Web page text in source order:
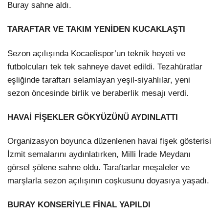
Buray sahne aldı.
TARAFTAR VE TAKIM YENİDEN KUCAKLAŞTI
Sezon açılışında Kocaelispor’un teknik heyeti ve
futbolcuları tek tek sahneye davet edildi. Tezahüratlar
eşliğinde taraftarı selamlayan yeşil-siyahlılar, yeni
sezon öncesinde birlik ve beraberlik mesajı verdi.
HAVAİ FİŞEKLER GÖKYÜZÜNÜ AYDINLATTI
Organizasyon boyunca düzenlenen havai fişek gösterisi
İzmit semalarını aydınlatırken, Milli İrade Meydanı
görsel şölene sahne oldu. Taraftarlar meşaleler ve
marşlarla sezon açılışının coşkusunu doyasıya yaşadı.
BURAY KONSERİYLE FİNAL YAPILDI